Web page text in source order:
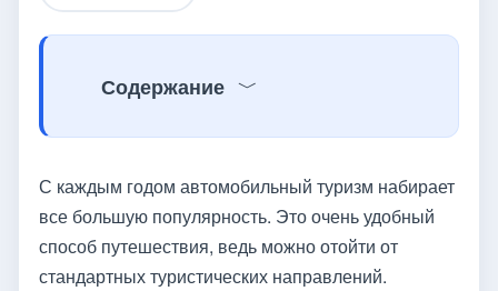
Содержание
С каждым годом автомобильный туризм набирает
все большую популярность. Это очень удобный
способ путешествия, ведь можно отойти от
стандартных туристических направлений.